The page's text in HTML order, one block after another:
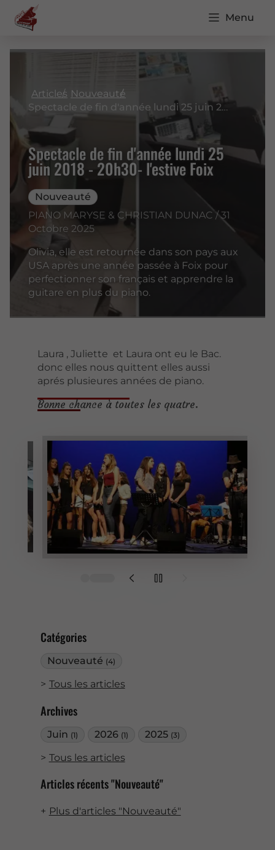
Menu
Catégories
Nouveauté (4)
Tous les articles
Archives
Juin (1) 2026 (1) 2025 (3)
Tous les articles
Articles récents "Nouveauté"
Plus d'articles "Nouveauté"
Articles Nouveauté
Spectacle de fin d'année lundi 25 juin 2018 - 20h30- l'estive Foix
Spectacle de fin d'année lundi 25
juin 2018 - 20h30- l'estive Foix
Nouveauté
PIANO MARYSE & CHRISTIAN DUNAC / 31
Octobre 2025
Olivia, elle est retournée dans son pays aux
USA après une année passée à Foix pour
perfectionner son français et apprendre la
guitare en plus du piano.
Laura , Juliette et Laura ont eu le Bac.
donc elles nous quittent elles aussi
aprés plusieures années de piano.
Bonne chance à toutes les quatre.